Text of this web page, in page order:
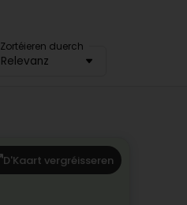
Zortéieren duerch
Relevanz
D'Kaart vergréisseren